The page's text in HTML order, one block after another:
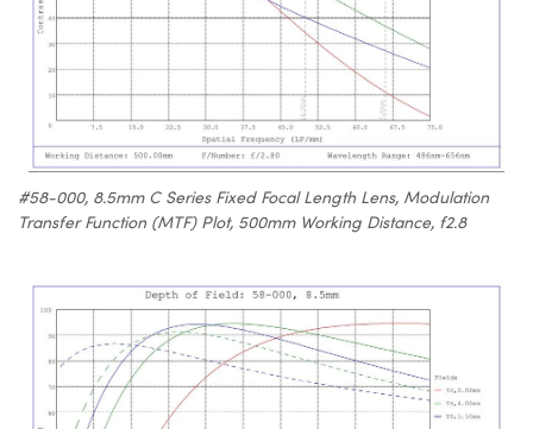
#58-000, 8.5mm C Series Fixed Focal Length Lens, Modulation
Transfer Function (MTF) Plot, 500mm Working Distance, f2.8